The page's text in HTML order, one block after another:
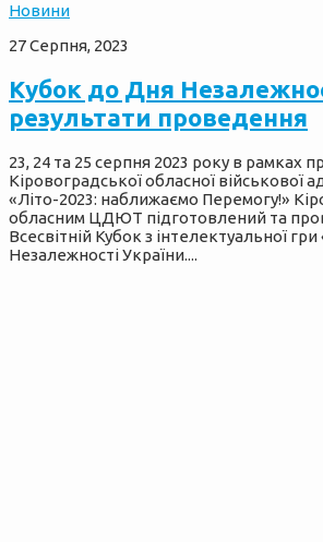
Новини
27 Серпня, 2023
Кубок до Дня
результати проведення
23, 24 та 25 серпня 2023 року в рамках
Кіровоградської обласної військової
«Літо-2023: наближаємо Перемогу!»
обласним ЦДЮТ підготовлений та
Всесвітній Кубок з інтелектуальної
Незалежності України....